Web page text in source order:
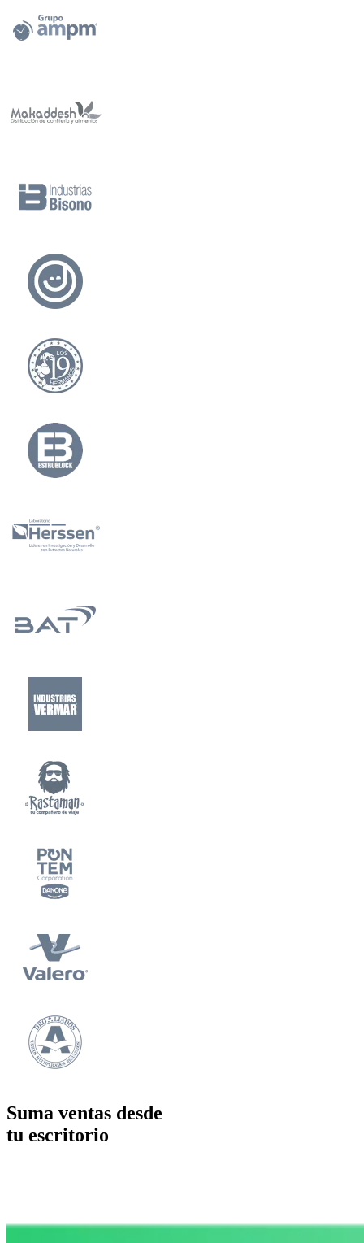
Suma ventas desde
tu escritorio